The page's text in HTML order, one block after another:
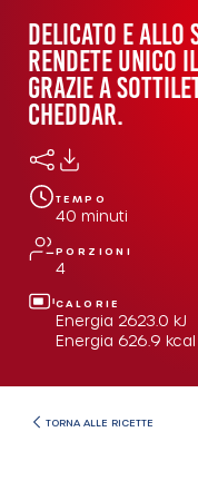
DELICATO E ALLO
RENDETE UNICO
GRAZIE A
CHEDDAR.
TEMPO
40 minuti
PORZIONI
4
CALORIE
Energia 2623.0 kJ
Energia 626.9 kcal
TORNA ALLE RICETTE